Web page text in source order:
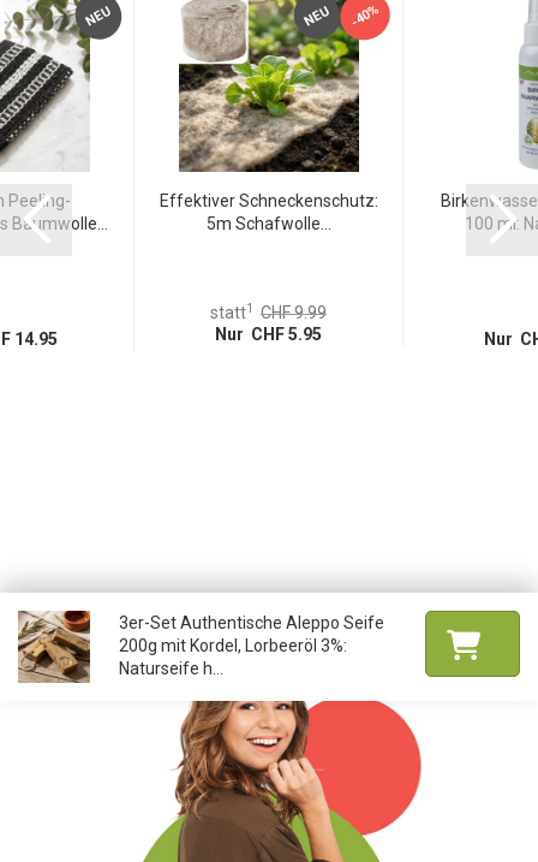
NEU
Peeling-
Baumwolle...
14.95
NEU -40%
Effektiver Schneckenschutz:
5m Schafwolle...
statt1
CHF 9.99
Nur CHF 5.95
100 ml:
Nur
3er-Set Authentische Aleppo Seife
200g mit Kordel, Lorbeeröl 3%:
Naturseife h...